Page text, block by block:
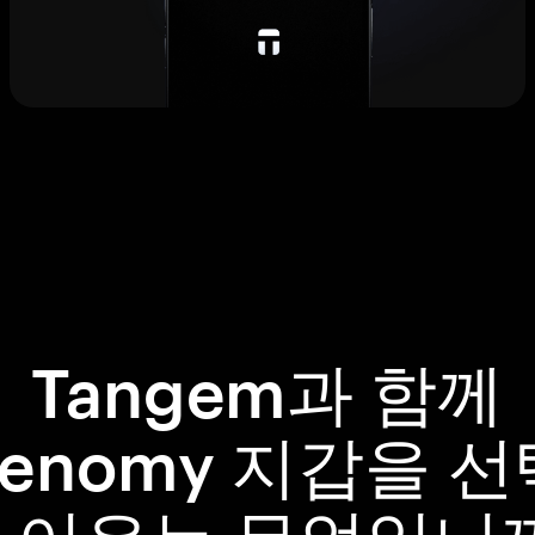
Tangem과 함께
지갑을 선